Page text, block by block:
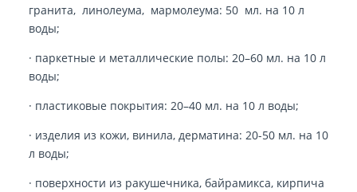
гранита, линолеума, мармолеума: 50 мл. на 10 л
воды;
· паркетные и металлические полы: 20–60 мл. на 10 л
воды;
· пластиковые покрытия: 20–40 мл. на 10 л воды;
· изделия из кожи, винила, дерматина: 20-50 мл. на 10
л воды;
· поверхности из ракушечника, байрамикса, кирпича